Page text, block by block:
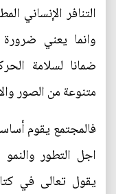
التنافر الإنساني
وانما يعني ضرورة
ضمانا لسلامة
متنوعة من الصور
فالمجتمع يقوم
اجل التطور
يقول تعالى في